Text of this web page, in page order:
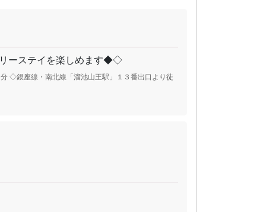
ーステイを楽しめます◆◇
◇銀座線・南北線「溜池山王駅」１３番出口より徒